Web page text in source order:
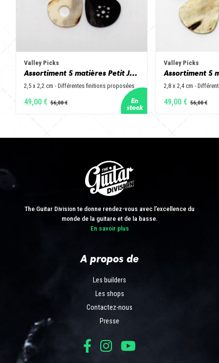
Valley Picks
Assortiment 5 matières Petit Jazz - Corne de vache, os, bois de cerf, buis et corne de buffle
2,5 x 2,2 cm - Différentes finitions proposées
49,00 €
Valley Picks
2,8 x 2,4 cm -
49,00 €
The Guitar Division te donne rendez-vous avec l’excellence du
monde de la guitare et de la basse.
En savoir plus
A propos de
Les builders
Les shops
Contactez-nous
Presse